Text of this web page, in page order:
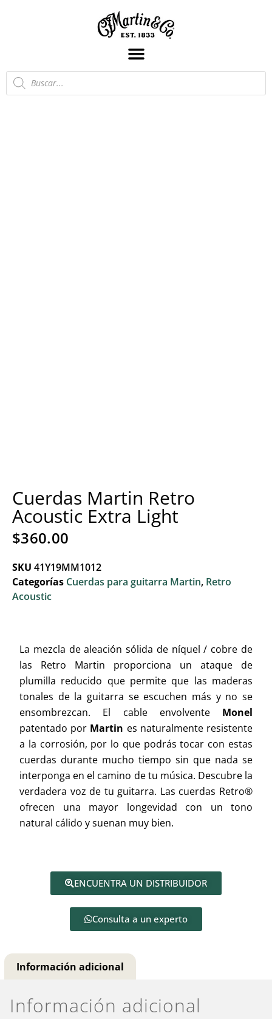
Cuerdas Martin Retro
Acoustic Extra Light
$360.00
SKU 41Y19MM1012
Categorías Cuerdas para guitarra Martin, Retro
Acoustic
La mezcla de aleación sólida de níquel / cobre de
las Retro Martin proporciona un ataque de
plumilla reducido que permite que las maderas
tonales de la guitarra se escuchen más y no se
ensombrezcan. El cable envolvente Monel
patentado por Martin es naturalmente resistente
a la corrosión, por lo que podrás tocar con estas
cuerdas durante mucho tiempo sin que nada se
interponga en el camino de tu música. Descubre la
verdadera voz de tu guitarra. Las cuerdas Retro®
ofrecen una mayor longevidad con un tono
natural cálido y suenan muy bien.
ENCUENTRA UN DISTRIBUIDOR
Consulta a un experto
Información adicional
Información adicional